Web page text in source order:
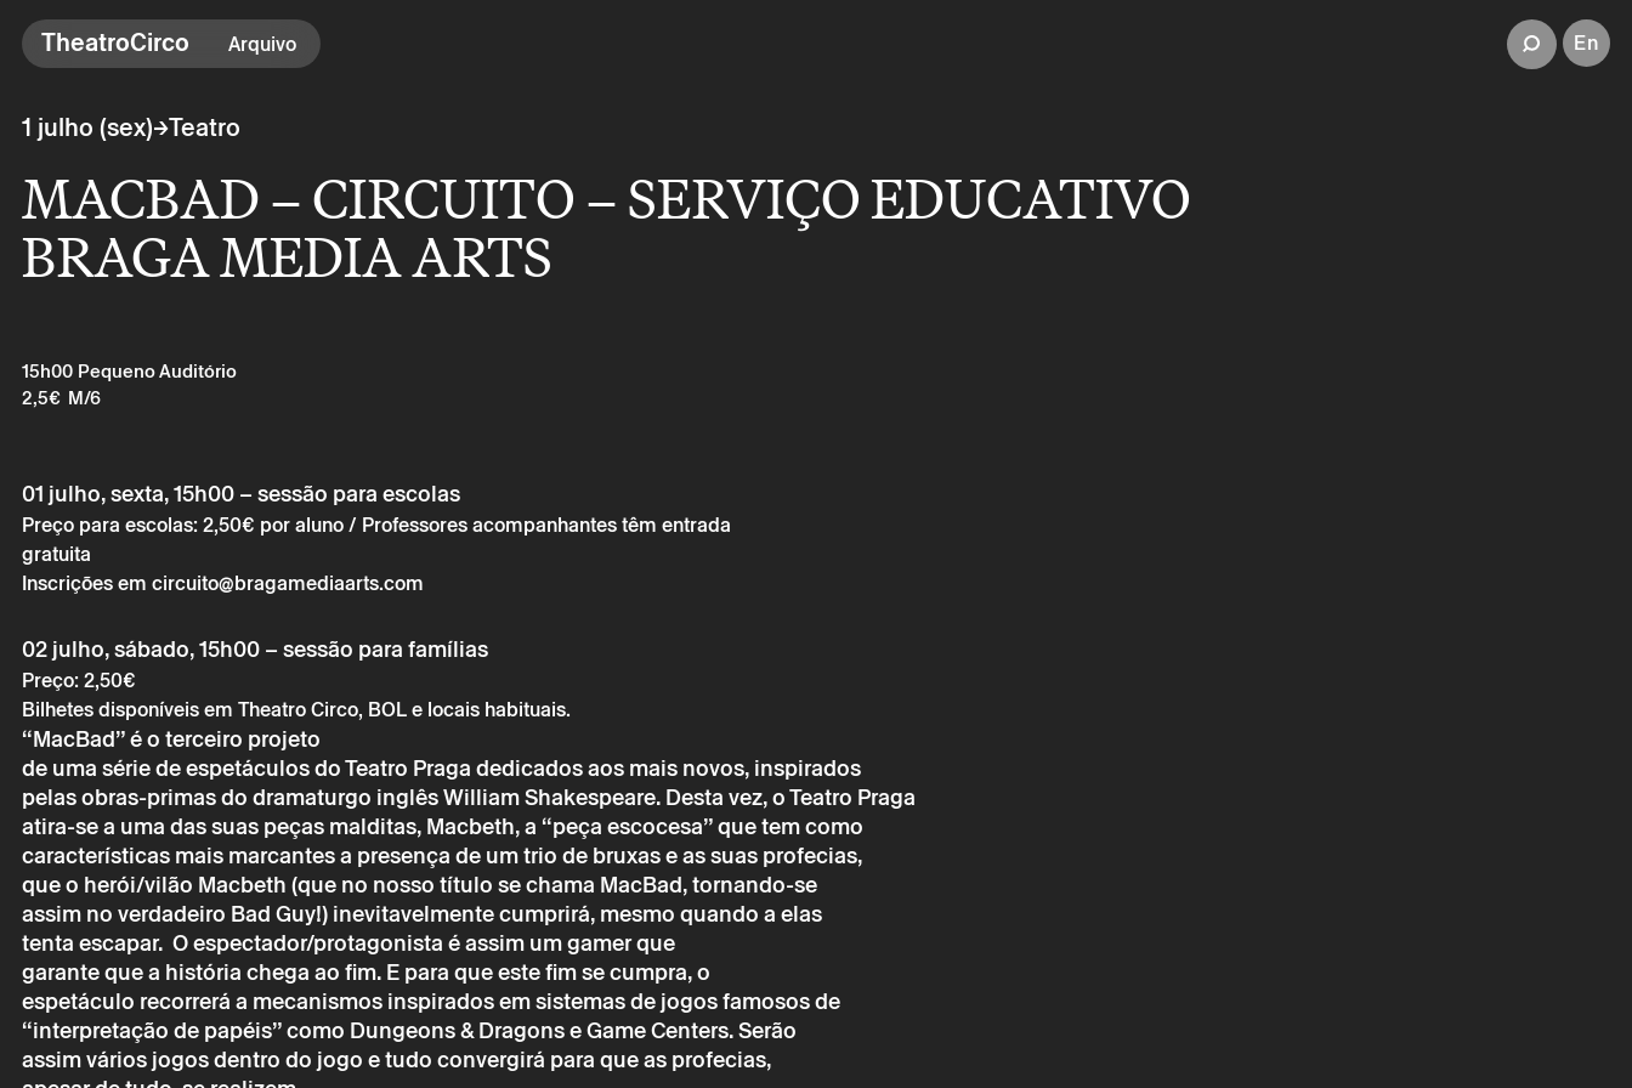
En
TheatroCirco
Outros
→ Bilheteira
→ O Theatro
→ Acessibilidade
TheatroCirco Arquivo
1 julho (sex)→Teatro
MACBAD – CIRCUITO – SERVIÇO EDUCATIVO
BRAGA MEDIA ARTS
15h00 Pequeno Auditório
2,5€ M/6
01 julho, sexta, 15h00 – sessão para escolas
Preço para escolas: 2,50€ por aluno / Professores acompanhantes têm entrada
gratuita
Inscrições em circuito@bragamediaarts.com
02 julho, sábado, 15h00 – sessão para famílias
Preço: 2,50€
Bilhetes disponíveis em Theatro Circo, BOL e locais habituais.
“MacBad” é o terceiro projeto
de uma série de espetáculos do Teatro Praga dedicados aos mais novos, inspirados
pelas obras-primas do dramaturgo inglês William Shakespeare. Desta vez, o Teatro Praga
atira-se a uma das suas peças malditas, Macbeth, a “peça escocesa” que tem como
características mais marcantes a presença de um trio de bruxas e as suas profecias,
que o herói/vilão Macbeth (que no nosso título se chama MacBad, tornando-se
assim no verdadeiro Bad Guy!) inevitavelmente cumprirá, mesmo quando a elas
tenta escapar. O espectador/protagonista é assim um gamer que
garante que a história chega ao fim. E para que este fim se cumpra, o
espetáculo recorrerá a mecanismos inspirados em sistemas de jogos famosos de
“interpretação de papéis” como Dungeons & Dragons e Game Centers. Serão
assim vários jogos dentro do jogo e tudo convergirá para que as profecias,
Sexta 1 julho→Teatro
MACBAD – CIRCUITO – SERVIÇO EDUCATIVO BRAGA MEDIA ARTS